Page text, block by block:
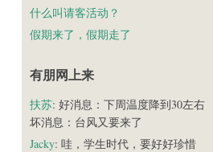
什么叫请客活动？
假期来了，假期走了
有朋网上来
扶苏: 好消息：下周温度降到30左右
坏消息：台风又要来了
Jacky: 哇，学生时代，要好好珍惜